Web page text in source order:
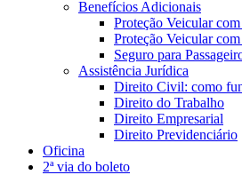
Benefícios Adicionais
Proteção Veicular
Proteção Veicular
Seguro para
Assistência Jurídica
Direito Civil: como
Direito do Trabalho
Direito Empresarial
Direito Previdenciário
Oficina
2ª via do boleto